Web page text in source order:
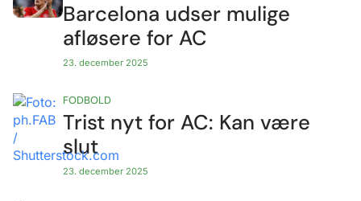
Barcelona udser mulige
afløsere for AC
23. december 2025
Trist nyt for AC: Kan være
slut
23. december 2025
FODBOLD